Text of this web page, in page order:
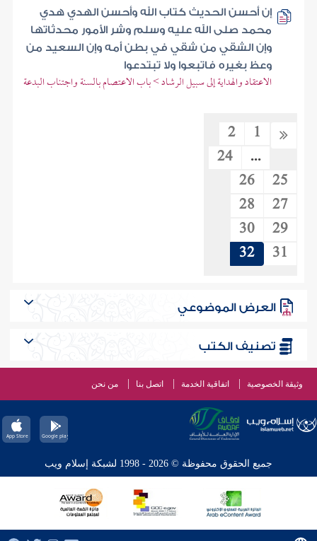
إن أحسن الحديث كتاب الله وأحسن الهدي هدي
محمد صلى الله عليه وسلم وشر الأمور محدثاتها
وإن الشقي من شقي في بطن أمه وإن السعيد من
وعظ بغيره فاتبعوا ولا تبتدعوا
الاعتقاد والهداية إلى سبيل الرشاد > باب الاعتصام بالسنة واجتناب البدعة
1
2
...
24
25
26
27
28
29
30
31
32
العرض الموضوعي
تصنيف الكتب
وثيقة الخصوصية اتفاقية الخدمة اتصل بنا من نحن
جميع الحقوق محفوظة © 2026 - 1998 لشبكة إسلام ويب